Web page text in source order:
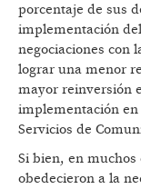
porcentaje de sus
implementación
negociaciones con
lograr una menor
mayor reinversión
implementación
Servicios de
Si bien, en muchos
obedecieron a la